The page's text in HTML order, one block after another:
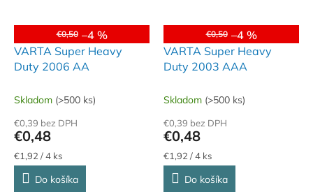
€0,50 –4 %
VARTA Super Heavy
Duty 2006 AA
Skladom (>500 ks)
€0,39 bez DPH
€0,48
Jednotková
cena:
€1,92 / 4 ks
Do košíka
€0,50 –4 %
VARTA Super Heavy
Duty 2003 AAA
Skladom (>500 ks)
€0,39 bez DPH
€0,48
Jednotková
cena:
€1,92 / 4 ks
Do košíka